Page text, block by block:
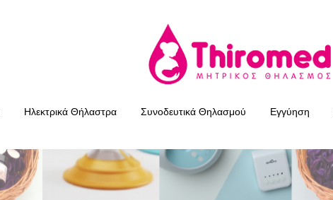
Ηλεκτρικά Θήλαστρα Συνοδευτικά Θηλασμού Εγγύηση